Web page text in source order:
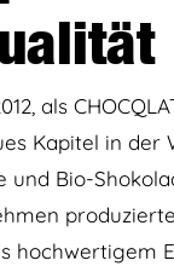
als
Kapitel in der
und Bio-
hochwertigem